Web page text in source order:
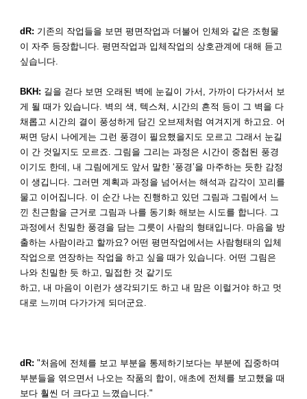
dR: 기존의 작업들을 보면 평면작업과 더불어 인체와 같은 조형물
이 자주 등장합니다. 평면작업과 입체작업의 상호관계에 대해 듣고
싶습니다.
BKH: 길을 걷다 보면 오래된 벽에 눈길이 가서, 가까이 다가서서 보
게 될 때가 있습니다. 벽의 색, 텍스쳐, 시간의 흔적 등이 그 벽을 다
채롭고 시간의 결이 풍성하게 담긴 오브제처럼 여겨지게 하고요. 어
쩌면 당시 나에게는 그런 풍경이 필요했을지도 모르고 그래서 눈길
이 간 것일지도 모르죠. 그림을 그리는 과정은 시간이 중첩된 풍경
이기도 한데, 내 그림에게도 앞서 말한 ‘풍경’을 마주하는 듯한 감정
이 생깁니다. 그러면 계획과 과정을 넘어서는 해석과 감각이 꼬리를
물고 이어집니다. 이 순간 나는 진행하고 있던 그림과 그림에서 느
낀 친근함을 근거로 그림과 나를 동기화 해보는 시도를 합니다. 그
과정에서 친밀한 풍경을 담는 그릇이 사람의 형태입니다. 마음을 방
출하는 사람이라고 할까요? 어떤 평면작업에서는 사람형태의 입체
작업으로 연장하는 작업을 하고 싶을 때가 있습니다. 어떤 그림은
나와 친밀한 듯 하고, 밀접한 것 같기도
하고, 내 마음이 이런가 생각되기도 하고 내 맘은 이럴거야 하고 멋
대로 느끼며 다가가게 되더군요.
dR: "처음에 전체를 보고 부분을 통제하기보다는 부분에 집중하며
부분들을 엮으면서 나오는 작품의 합이, 애초에 전체를 보고했을 때
보다 훨씬 더 크다고 느꼈습니다."